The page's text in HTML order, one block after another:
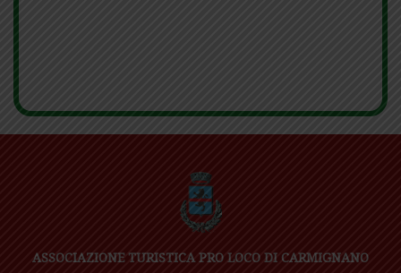
ASSOCIAZIONE TURISTICA PRO LOCO DI CARMIGNANO